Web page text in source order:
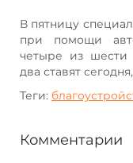
В пятницу
при помощи
четыре из шести
два ставят
Теги:
Комментарии